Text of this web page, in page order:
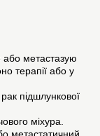
або метастазую
терапії або у
підшлункової
міхура.